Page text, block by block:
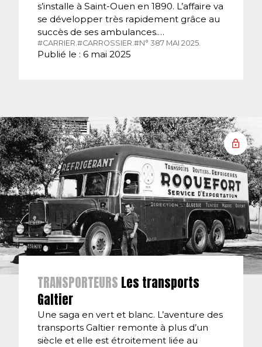
s’installe à Saint-Ouen en 1890. L’affaire va
se développer très rapidement grâce au
succès de ses ambulances.…
#CARRIER.#CARROSSIER.#N° 387 MAI 2025.
Publié le : 6 mai 2025
TRANSPORTEURS Les transports
Galtier
Une saga en vert et blanc. L’aventure des
transports Galtier remonte à plus d’un
siècle et elle est étroitement liée au